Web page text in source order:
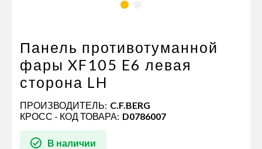
Панель противотуманной
фары XF105 E6 левая
сторона LH
ПРОИЗВОДИТЕЛЬ: C.F.BERG
КРОСС - КОД ТОВАРА: D0786007
В наличии